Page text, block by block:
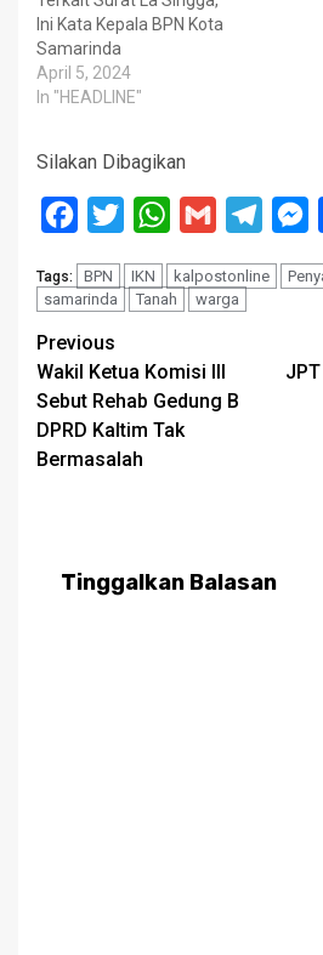
Ini Kata Kepala BPN Kota
Samarinda
April 5, 2024
In "HEADLINE"
Silakan Dibagikan
Facebook
Twitter WhatsApp
Gmail
Tags: BPN IKN kalpostonline
samarinda
Tanah warga
Post
navigation
Previous
Wakil Ketua Komisi III
Sebut Rehab Gedung B
DPRD Kaltim Tak
Bermasalah
Tinggalkan Balasan